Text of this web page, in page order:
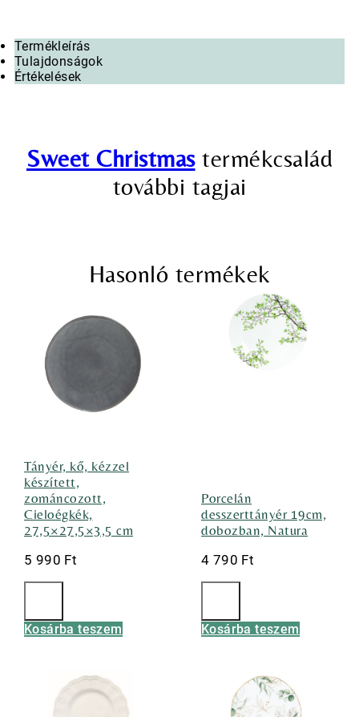
Termékleírás
Tulajdonságok
Értékelések
Sweet Christmastermékcsalád
további tagjai
Hasonló termékek
Tányér, kő, kézzel
készített,
zománcozott,
Cieloégkék,
27,5×27,5×3,5 cm
5 990 Ft
Kosárba teszem
Porcelán
desszerttányér 19cm,
dobozban, Natura
4 790 Ft
Kosárba teszem